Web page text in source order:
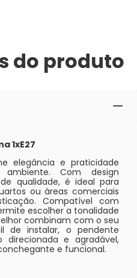
do produto
1xE27
elegância e praticidade
ambiente. Com design
qualidade, é ideal para
ou áreas comerciais
Compatível com
escolher a tonalidade
combinam com o seu
de instalar, o pendente
direcionada e agradável,
e funcional.